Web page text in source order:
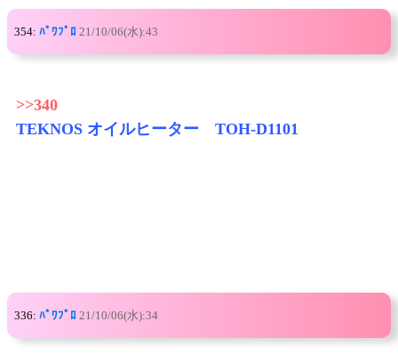
354: ﾊﾟﾜﾌﾟﾛ 21/10/06(水):43
>>340
TEKNOS オイルヒーター TOH-D1101
336: ﾊﾟﾜﾌﾟﾛ 21/10/06(水):34